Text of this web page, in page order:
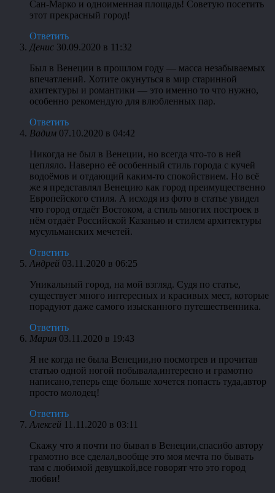
Сан-Марко и одноименная площадь! Советую посетить
этот прекрасный город!
Ответить
Денис 30.09.2020 в 11:32
Был в Венеции в прошлом году — масса незабываемых
впечатлений. Хотите окунуться в мир старинной
ахитектуры и романтики — это именно то что нужно,
особенно рекомендую для влюбленных пар.
Ответить
Вадим 07.10.2020 в 04:42
Никогда не был в Венеции, но всегда что-то в ней
цепляло. Наверно её особенный стиль города с кучей
водоёмов и отдающий каким-то спокойствием. Но всё
же я представлял Венецию как город преимущественно
Европейского стиля. А исходя из фото в статье увидел
что город отдаёт Востоком, а стиль многих построек в
нём отдаёт Российской Казанью и стилем архитектуры
мусульманских мечетей.
Ответить
Андрей 03.11.2020 в 06:25
Уникальный город, на мой взгляд. Судя по статье,
существует много интересных и красивых мест, которые
порадуют даже самого изысканного путешественника.
Ответить
Мария 03.11.2020 в 19:43
Я не когда не была Венеции,но посмотрев и прочитав
статью одной ногой побывала,интересно и грамотно
написано,теперь еще больше хочется попасть туда,автор
просто молодец!
Ответить
Алексей 11.11.2020 в 03:11
Скажу что я почти по бывал в Венеции,спасибо автору
грамотно все сделал,вообще это моя мечта по бывать
там с любимой девушкой,все говорят что это город
любви!